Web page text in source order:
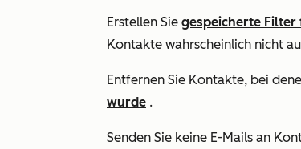
Erstellen Sie gespeicherte
Kontakte wahrscheinlich nicht
Entfernen Sie Kontakte, bei
wurde .
Senden Sie keine E-Mails an